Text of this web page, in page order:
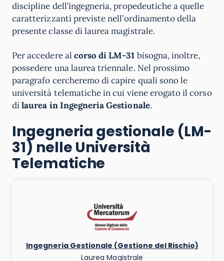
discipline dell’ingegneria, propedeutiche a quelle
caratterizzanti previste nell’ordinamento della
presente classe di laurea magistrale.
Per accedere al corso di LM-31 bisogna, inoltre,
possedere una laurea triennale. Nel prossimo
paragrafo cercheremo di capire quali sono le
università telematiche in cui viene erogato il corso
dilaurea in Ingegneria Gestionale.
Ingegneria gestionale (LM-
31) nelle Università
Telematiche
Ingegneria Gestionale (Gestione del Rischio)
Laurea Magistrale